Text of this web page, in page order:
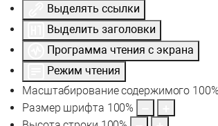
Выделять ссылки
Выделить заголовки
Программа чтения с экрана
Режим чтения
Масштабирование содержимого 100%
Размер шрифта 100%